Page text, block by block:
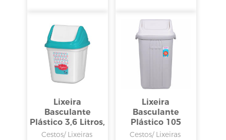
Lixeira
Basculante
Plástico 3,6 Litros,
Rischioto
Cestos/ Lixeiras
Lixeira
Basculante
Plástico 105
Litros, Sanremo
Cestos/ Lixeiras